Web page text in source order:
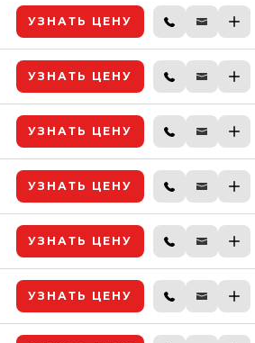
УЗНАТЬ ЦЕНУ
УЗНАТЬ ЦЕНУ
УЗНАТЬ ЦЕНУ
УЗНАТЬ ЦЕНУ
УЗНАТЬ ЦЕНУ
УЗНАТЬ ЦЕНУ